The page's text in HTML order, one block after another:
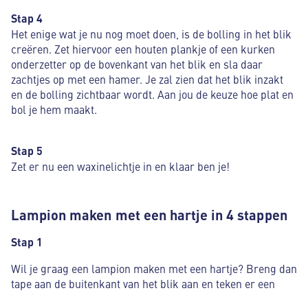
Stap 4
Het enige wat je nu nog moet doen, is de bolling in het blik
creëren. Zet hiervoor een houten plankje of een kurken
onderzetter op de bovenkant van het blik en sla daar
zachtjes op met een hamer. Je zal zien dat het blik inzakt
en de bolling zichtbaar wordt. Aan jou de keuze hoe plat en
bol je hem maakt.
Stap 5
Zet er nu een waxinelichtje in en klaar ben je!
Lampion maken met een hartje in 4 stappen
Stap 1
Wil je graag een lampion maken met een hartje? Breng dan
tape aan de buitenkant van het blik aan en teken er een